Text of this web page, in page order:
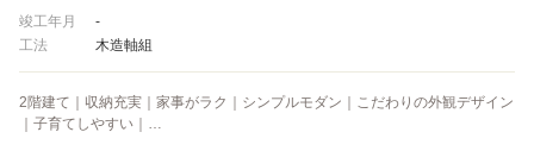
竣工年月
-
工法
木造軸組
2階建て｜収納充実｜家事がラク｜シンプルモダン｜こだわりの外観デザイン
｜子育てしやすい｜…